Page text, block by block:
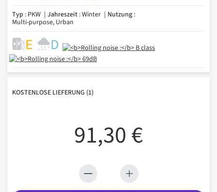
Typ : PKW Jahreszeit : Winter Nutzung :
Multi-purpose, Urban
KOSTENLOSE LIEFERUNG (1)
91,30 €